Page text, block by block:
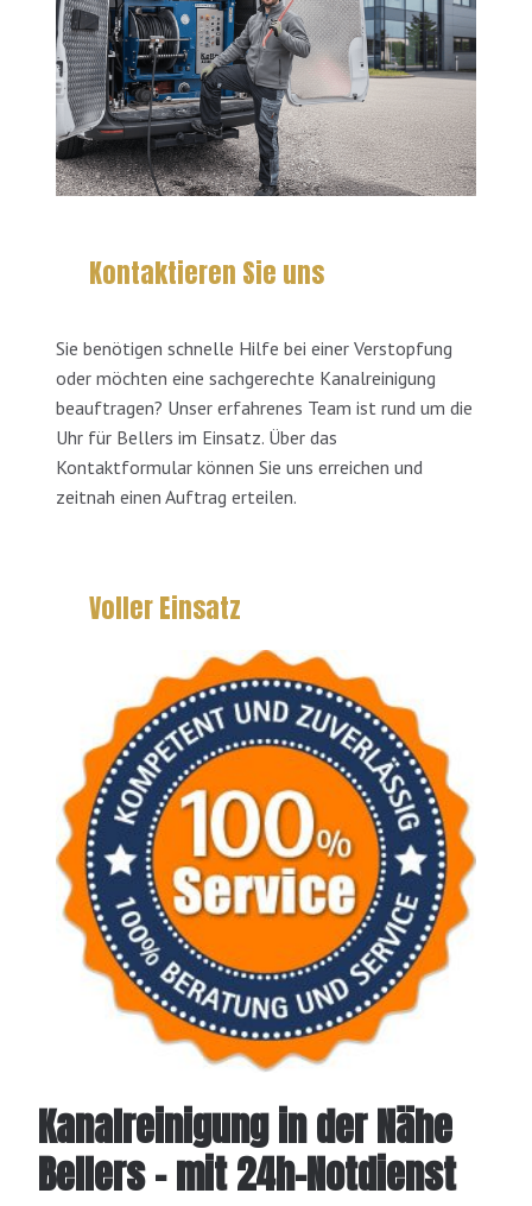
Kanalreinigung in der Nähe
Bellers – mit 24h-Notdienst
Kontaktieren Sie uns
Sie benötigen schnelle Hilfe bei einer Verstopfung
oder möchten eine sachgerechte Kanalreinigung
beauftragen? Unser erfahrenes Team ist rund um die
Uhr für Bellers im Einsatz. Über das
Kontaktformular können Sie uns erreichen und
zeitnah einen Auftrag erteilen.
Voller Einsatz